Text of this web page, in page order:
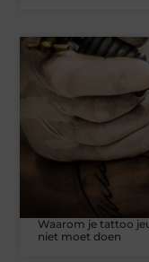
Waarom je tattoo
niet moet doen